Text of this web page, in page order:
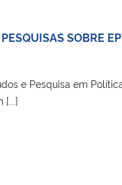
SOBRE
e Pesquisa em
[...]